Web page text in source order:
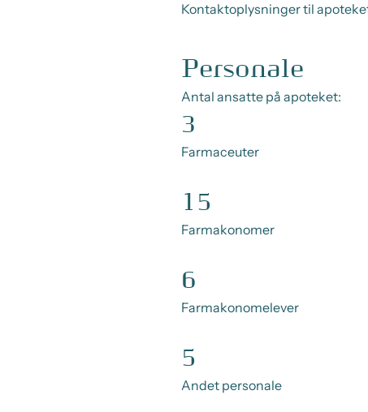
Kontaktoplysninger til
Personale
Antal ansatte på apoteket:
3
Farmaceuter
15
Farmakonomer
6
Farmakonomelever
5
Andet personale